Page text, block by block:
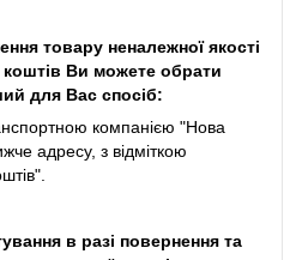
товару неналежної якості
Ви можете обрати
для Вас спосіб:
компанією "Нова
адресу, з відміткою
в разі повернення та